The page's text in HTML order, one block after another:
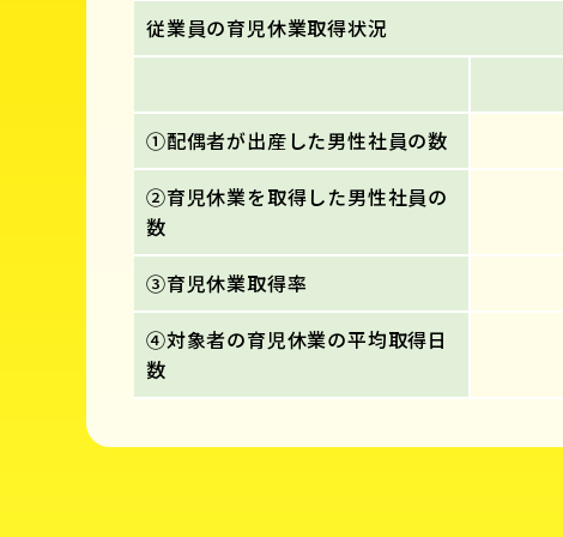
従業員の育児休業取得状況
①配偶者が出産した男性社員の数
②育児休業を取得した男性社員の
数
③育児休業取得率
④対象者の育児休業の平均取得日
数